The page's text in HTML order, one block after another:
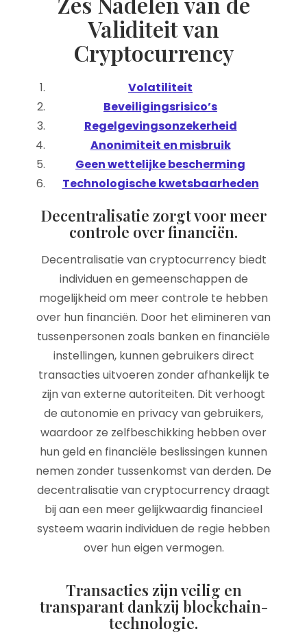
Validiteit van
Cryptocurrency
Volatiliteit
Beveiligingsrisico’s
Regelgevingsonzekerheid
Anonimiteit en misbruik
Geen wettelijke bescherming
Technologische kwetsbaarheden
Decentralisatie zorgt voor meer
controle over financiën.
Decentralisatie van cryptocurrency biedt
individuen en gemeenschappen de
mogelijkheid om meer controle te hebben
over hun financiën. Door het elimineren van
tussenpersonen zoals banken en financiële
instellingen, kunnen gebruikers direct
transacties uitvoeren zonder afhankelijk te
zijn van externe autoriteiten. Dit verhoogt
de autonomie en privacy van gebruikers,
waardoor ze zelfbeschikking hebben over
hun geld en financiële beslissingen kunnen
nemen zonder tussenkomst van derden. De
decentralisatie van cryptocurrency draagt
bij aan een meer gelijkwaardig financieel
systeem waarin individuen de regie hebben
over hun eigen vermogen.
Transacties zijn veilig en
transparant dankzij blockchain-
technologie.